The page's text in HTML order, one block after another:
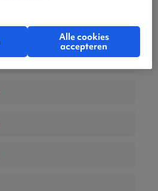
Alle cookies
accepteren